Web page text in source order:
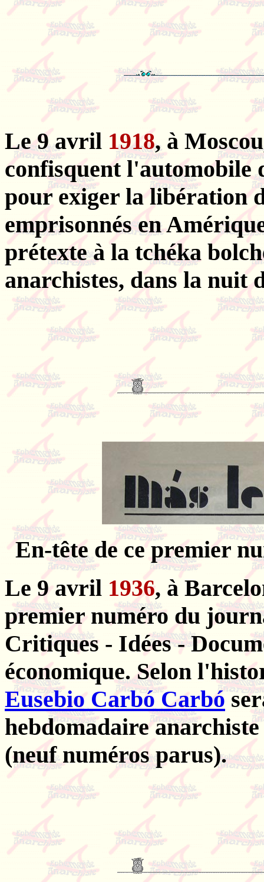
Le 9 avril 1918, à
confisquent l'automobile
pour exiger la libération
emprisonnés en
prétexte à la tchéka
anarchistes, dans la nuit
En-tête de ce premier
Le 9 avril 1936, à
premier numéro du
Critiques - Idées -
économique. Selon
Eusebio Carbó Carbó
hebdomadaire
(neuf numéros parus).